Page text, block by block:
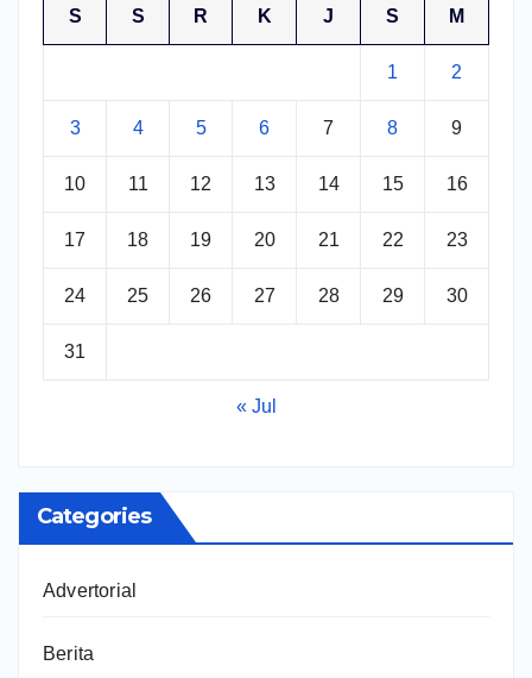
S S R K J S M
1 2
3 4 5 6 7 8 9
10 11 12 13 14 15 16
17 18 19 20 21 22 23
24 25 26 27 28 29 30
31
« Jul
Categories
Advertorial
Berita